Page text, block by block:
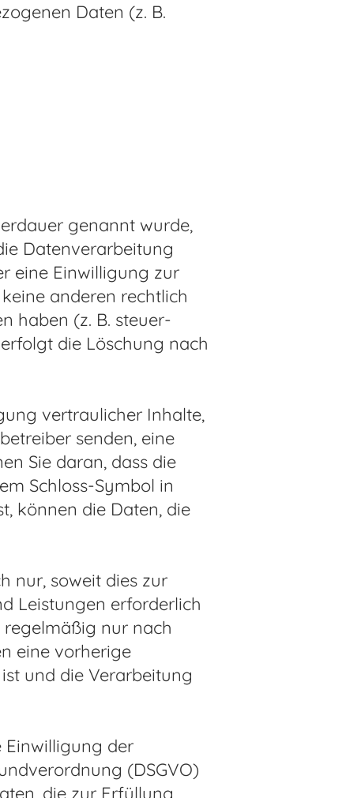
Daten (z. B.
genannt wurde,
Datenverarbeitung
eine Einwilligung zur
anderen rechtlich
haben (z. B. steuer-
die Löschung nach
vertraulicher Inhalte,
senden, eine
Sie daran, dass die
Schloss-Symbol in
können die Daten, die
nur, soweit dies zur
Leistungen erforderlich
nur nach
eine vorherige
und die Verarbeitung
Einwilligung der
(DSGVO)
die zur Erfüllung